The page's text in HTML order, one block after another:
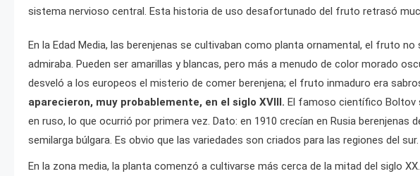
sistema nervioso central. Esta historia de uso desafortunado del fruto retrasó
En la Edad Media, las berenjenas se cultivaban como planta ornamental, el fruto
admiraba. Pueden ser amarillas y blancas, pero más a menudo de color morado
desveló a los europeos el misterio de comer berenjena; el fruto inmaduro era
aparecieron, muy probablemente, en el siglo XVIII. El famoso científico Boltov
en ruso, lo que ocurrió por primera vez. Dato: en 1910 crecían en Rusia berenjenas
semilarga búlgara. Es obvio que las variedades son criados para las regiones del sur.
En la zona media, la planta comenzó a cultivarse más cerca de la mitad del siglo XX.